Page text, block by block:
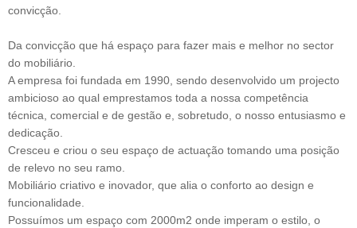
convicção.
Da convicção que há espaço para fazer mais e melhor no sector
do mobiliário.
A empresa foi fundada em 1990, sendo desenvolvido um projecto
ambicioso ao qual emprestamos toda a nossa competência
técnica, comercial e de gestão e, sobretudo, o nosso entusiasmo e
dedicação.
Cresceu e criou o seu espaço de actuação tomando uma posição
de relevo no seu ramo.
Mobiliário criativo e inovador, que alia o conforto ao design e
funcionalidade.
Possuímos um espaço com 2000m2 onde imperam o estilo, o